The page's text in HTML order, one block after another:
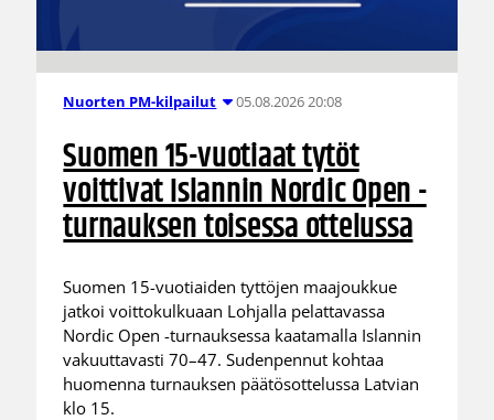
Nuorten PM-kilpailut 05.08.2026 20:08
Suomen 15-vuotiaat tytöt
voittivat Islannin Nordic Open -
turnauksen toisessa ottelussa
Suomen 15-vuotiaiden tyttöjen maajoukkue
jatkoi voittokulkuaan Lohjalla pelattavassa
Nordic Open -turnauksessa kaatamalla Islannin
vakuuttavasti 70–47. Sudenpennut kohtaa
huomenna turnauksen päätösottelussa Latvian
klo 15.